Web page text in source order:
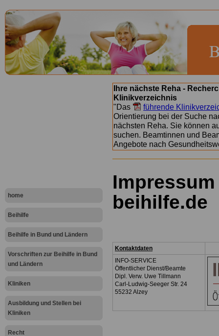
home
Beihilfe
Beihilfe in Bund und Ländern
Vorschriften zur Beihilfe in Bund
und Ländern
Kliniken
Ausbildung und Stellen bei
Kliniken
Recht
Ihre nächste Reha -
Klinikverzeichnis
"Das
führende
Orientierung bei der Suche
nächsten Reha. Sie können
suchen. Beamtinnen und
Angebote nach
beihilfe.de
Kontaktdaten
INFO-SERVICE
Öffentlicher Dienst/Beamte
Dipl. Verw. Uwe Tillmann
Carl-Ludwig-Seeger Str. 24
55232 Alzey